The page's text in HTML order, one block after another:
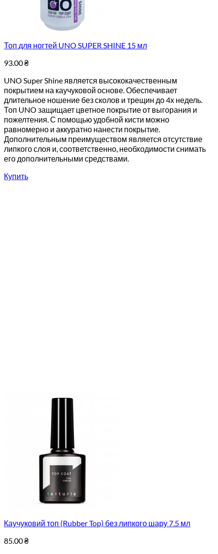
Топ для ногтей UNO SUPER SHINE 15 мл
93.00₴
UNO Super Shine является высококачественным
покрытием на каучуковой основе. Обеспечивает
длительное ношение без сколов и трещин до 4х недель.
Топ UNO защищает цветное покрытие от выгорания и
пожелтения. С помощью удобной кисти можно
равномерно и аккуратно нанести покрытие.
Дополнительным преимуществом является отсутствие
липкого слоя и, соответственно, необходимости снимать
его дополнительными средствами.
Купить
Каучуковий топ (Rubber Top) без липкого шару 7.5 мл
85.00₴